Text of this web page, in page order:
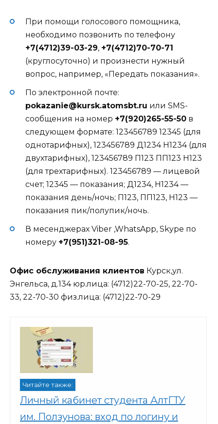
При помощи голосового помощника,
необходимо позвонить по телефону
+7(4712)39-03-29, +7(4712)70-70-71
(круглосуточно) и произнести нужный
вопрос, например, «Передать показания».
По электронной почте:
pokazanie@kursk.atomsbt.ru или SMS-
сообщения на номер +7(920)265-55-50 в
следующем формате: 123456789 12345 (для
однотарифных), 123456789 Д1234 Н1234 (для
двухтарифных), 123456789 П123 ПП123 Н123
(для трехтарифных). 123456789 — лицевой
счет; 12345 — показания; Д1234, Н1234 —
показания день/ночь; П123, ПП123, Н123 —
показания пик/полупик/ночь.
В месенджерах Viber ,WhatsApp, Skype по
номеру +7(951)321-08-95.
Офис обслуживания клиентов Курск,ул.
Энгельса, д.134 юр.лица: (4712)22-70-25, 22-70-
33, 22-70-30 физ.лица: (4712)22-70-29
Читайте также:
Личный кабинет студента АлтГТУ
им. Ползунова: вход по логину и